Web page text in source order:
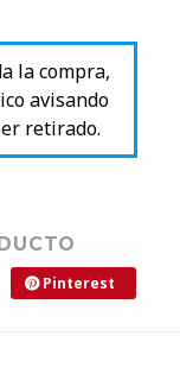
la compra,
avisando
retirado.
Pinterest